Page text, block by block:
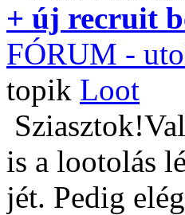
+ új recruit
FÓRUM -
topik Loot
is a lootolás
jét. Pedig